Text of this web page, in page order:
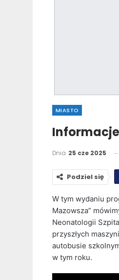
MIASTO
Informacje
Dnia 25 cze 2025
Podziel się
W tym wydaniu
Mazowsza”
Neonatologii
przyszłych
autobusie
w tym roku.